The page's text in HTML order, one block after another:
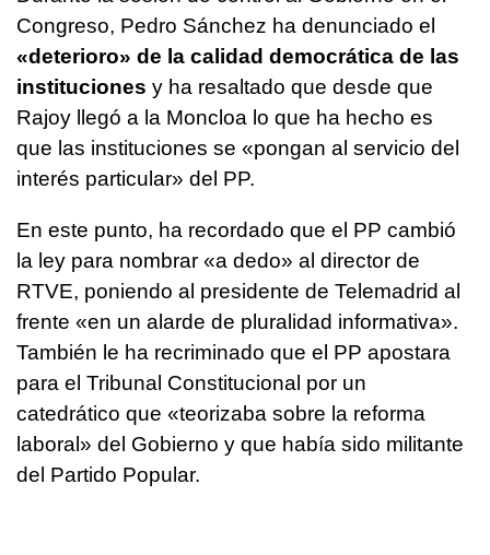
Congreso, Pedro Sánchez ha denunciado el
«deterioro» de la calidad democrática de las
instituciones y ha resaltado que desde que
Rajoy llegó a la Moncloa lo que ha hecho es
que las instituciones se «pongan al servicio del
interés particular» del PP.
En este punto, ha recordado que el PP cambió
la ley para nombrar «a dedo» al director de
RTVE, poniendo al presidente de Telemadrid al
frente «en un alarde de pluralidad informativa».
También le ha recriminado que el PP apostara
para el Tribunal Constitucional por un
catedrático que «teorizaba sobre la reforma
laboral» del Gobierno y que había sido militante
del Partido Popular.